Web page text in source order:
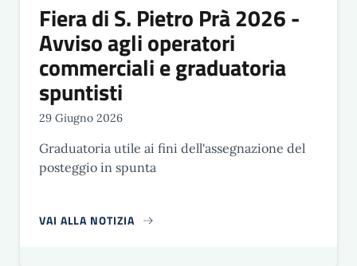
Fiera di S. Pietro Prà 2026 -
Avviso agli operatori
commerciali e graduatoria
spuntisti
29 Giugno 2026
Graduatoria utile ai fini dell'assegnazione del
posteggio in spunta
VAI ALLA NOTIZIA